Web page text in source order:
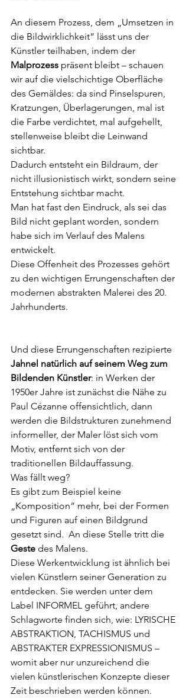
An diesem Prozess, dem „Umsetzen in
die Bildwirklichkeit“ lässt uns der
Künstler teilhaben, indem der
Malprozess präsent bleibt – schauen
wir auf die vielschichtige Oberfläche
des Gemäldes: da sind Pinselspuren,
Kratzungen, Überlagerungen, mal ist
die Farbe verdichtet, mal aufgehellt,
stellenweise bleibt die Leinwand
sichtbar.
Dadurch entsteht ein Bildraum, der
nicht illusionistisch wirkt, sondern seine
Entstehung sichtbar macht.
Man hat fast den Eindruck, als sei das
Bild nicht geplant worden, sondern
habe sich im Verlauf des Malens
entwickelt.
Diese Offenheit des Prozesses gehört
zu den wichtigen Errungenschaften der
modernen abstrakten Malerei des 20.
Jahrhunderts.
Und diese Errungenschaften rezipierte
Jahnel natürlich auf seinem Weg zum
Bildenden Künstler: in Werken der
1950er Jahre ist zunächst die Nähe zu
Paul Cézanne offensichtlich, dann
werden die Bildstrukturen zunehmend
informeller, der Maler löst sich vom
Motiv, entfernt sich von der
traditionellen Bildauffassung.
Was fällt weg?
Es gibt zum Beispiel keine
„Komposition“ mehr, bei der Formen
und Figuren auf einen Bildgrund
gesetzt sind.  An diese Stelle tritt die
Geste des Malens.
Diese Werkentwicklung ist ähnlich bei
vielen Künstlern seiner Generation zu
entdecken. Sie werden unter dem
Label INFORMEL geführt, andere
Schlagworte finden sich, wie: LYRISCHE
ABSTRAKTION, TACHISMUS und
ABSTRAKTER EXPRESSIONISMUS –
womit aber nur unzureichend die
vielen künstlerischen Konzepte dieser
Zeit beschrieben werden können.